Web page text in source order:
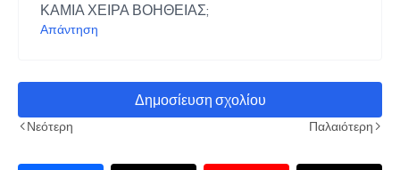
ΚΑΜΙΑ ΧΕΙΡΑ ΒΟΗΘΕΙΑΣ;
Απάντηση
Δημοσίευση σχολίου
Νεότερη Παλαιότερη